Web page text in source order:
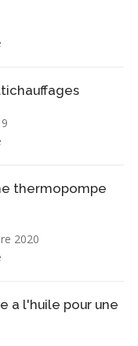
thermopompe
2020
a l'huile pour une